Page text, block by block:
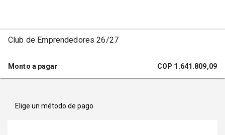
Club de Emprendedores 26/27
Monto a pagar COP 1.641.809,09
Elige un método de pago